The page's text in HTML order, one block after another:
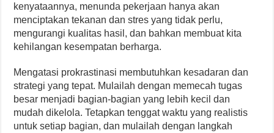
kenyataannya, menunda pekerjaan hanya akan
menciptakan tekanan dan stres yang tidak perlu,
mengurangi kualitas hasil, dan bahkan membuat kita
kehilangan kesempatan berharga.
Mengatasi prokrastinasi membutuhkan kesadaran dan
strategi yang tepat. Mulailah dengan memecah tugas
besar menjadi bagian-bagian yang lebih kecil dan
mudah dikelola. Tetapkan tenggat waktu yang realistis
untuk setiap bagian, dan mulailah dengan langkah